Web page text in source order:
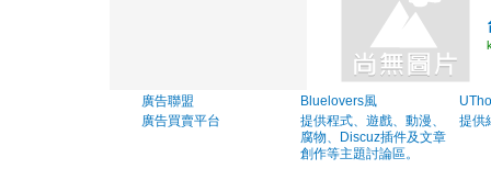
廣告聯盟
廣告買賣平台
Bluelovers風
提供程式、遊戲、動漫、
腐物、Discuz插件及文章
創作等主題討論區。
提供